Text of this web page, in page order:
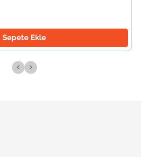
Sepete Ekle
‹ ›